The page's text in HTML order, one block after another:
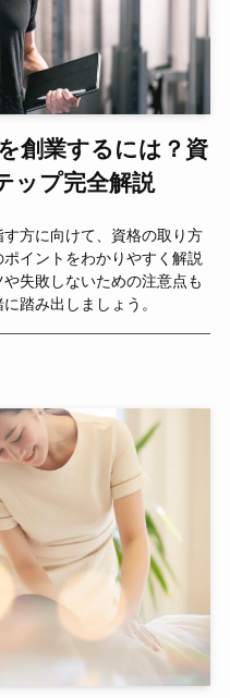
創業するには？資
ップ完全解説
方に向けて、資格の取り方
イントをわかりやすく解説
失敗しないための注意点も
踏み出しましょう。